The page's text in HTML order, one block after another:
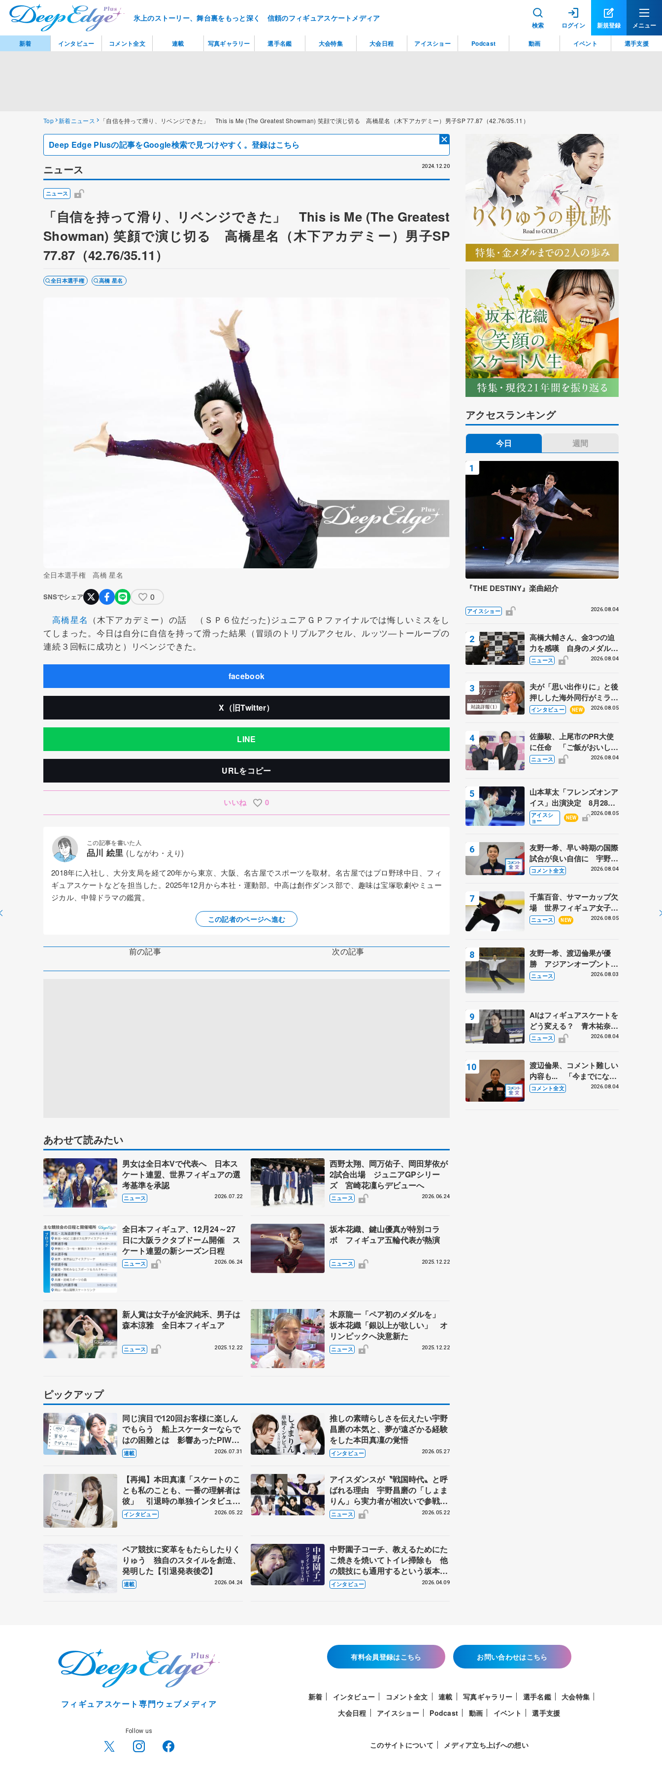
氷上のストーリー、舞台裏をもっと深く 信頼のフィギュアスケートメディア
検索 ログイン 新規登録 メニュー
Top 新着ニュース 「自信を持って滑り、リベンジできた」 This is Me (The Greatest Showman) 笑顔で演じ切る 高橋星名（木下アカデミー）男子SP 77.87（42.76/35.11）
Deep Edge Plusの記事をGoogle検索で見つけやすく。登録はこちら
ニュース 2024.12.20
ニュース
「自信を持って滑り、リベンジできた」 This is Me (The Greatest
Showman) 笑顔で演じ切る 高橋星名（木下アカデミー）男子SP
77.87（42.76/35.11）
全日本選手権 高橋 星名
全日本選手権 高橋 星名
SNSでシェア 0
高橋星名 （木下アカデミー）の話 （ＳＰ６位だった)ジュニアＧＰファイナルでは悔しいミスをし
てしまった。今日は自分に自信を持って滑った結果（冒頭のトリプルアクセル、ルッツ―トーループの
連続３回転に成功と）リベンジできた。
facebook
X（旧Twitter）
LINE
URLをコピー
いいね 0
この記事を書いた人
品川 絵里 (しながわ・えり)
2018年に入社し、大分支局を経て20年から東京、大阪、名古屋でスポーツを取材。名古屋ではプロ野球中日、フィ
ギュアスケートなどを担当した。2025年12月から本社・運動部。中高は創作ダンス部で、趣味は宝塚歌劇やミュー
ジカル、中韓ドラマの鑑賞。
この記者のページへ進む
前の記事 次の記事
あわせて読みたい
男女は全日本Vで代表へ 日本ス
ケート連盟、世界フィギュアの選
考基準を承認
ニュース 2026.07.22
西野太翔、岡万佑子、岡田芽依が
2試合出場 ジュニアGPシリー
ズ 宮崎花凜らデビューへ
ニュース 2026.06.24
全日本フィギュア、12月24～27
日に大阪ラクタブドーム開催 ス
ケート連盟の新シーズン日程
ニュース 2026.06.24
坂本花織、鍵山優真が特別コラ
ボ フィギュア五輪代表が熱演
ニュース 2025.12.22
新人賞は女子が金沢純禾、男子は
森本涼雅 全日本フィギュア
ニュース 2025.12.22
木原龍一「ペア初のメダルを」
坂本花織「銀以上が欲しい」 オ
リンピックへ決意新た
ニュース 2025.12.22
ピックアップ
同じ演目で120回お客様に楽しん
でもらう 船上スケーターならで
はの困難とは 影響あったPIW前
キャプテン松永さんの存在
連載 2026.07.31
推しの素晴らしさを伝えたい宇野
昌磨の本気と、夢が遠ざかる経験
をした本田真凜の覚悟
インタビュー 2026.05.27
【再掲】本田真凜「スケートのこ
とも私のことも、一番の理解者は
彼」 引退時の単独インタビュー
で語った競技人生や家族、恋人、
これからの夢…
インタビュー 2026.05.22
アイスダンスが〝戦国時代〟と呼
ばれる理由 宇野昌磨の「しょま
りん」ら実力者が相次いで参戦
国内の競争激化
ニュース 2026.05.22
ペア競技に変革をもたらしたりく
りゅう 独自のスタイルを創造、
発明した【引退発表後②】
連載 2026.04.24
中野園子コーチ、教えるためにた
こ焼きを焼いてトイレ掃除も 他
の競技にも通用するという坂本花
織の筋肉
インタビュー 2026.04.09
アクセスランキング
今日 週間
『THE DESTINY』楽曲紹介
アイスショー 2026.08.04
高橋大輔さん、金3つの迫
力を感嘆 自身のメダルは
「どちらに？」 〝リス兄
野村忠宏さんと対談
ニュース 2026.08.04
夫が「思い出作りに」と後
押しした海外同行がミラノ
まで… 繁華街のリンクで
に 小林芳子さんが振り返
るスケート人生
インタビュー NEW 2026.08.05
佐藤駿、上尾市のPR大使
に任命 「ご飯がおいし
く、住みやすいのが魅力」
ニュース 2026.08.04
山本草太「フレンズオンア
イス」出演決定 8月28日
（金）2公演のみ 荒川静
香さんプロデュース、20
アイスシ
ョー
NEW
2026.08.05
友野一希、早い時期の国際
試合が良い自信に 宇野昌
磨の現役復帰に思っている
トロフィーフリー後】
コメント全文 2026.08.04
千葉百音、サマーカップ欠
場 世界フィギュア女子2
位
ニュース NEW 2026.08.05
友野一希、渡辺倫果が優
勝 アジアンオープントロ
フィー
ニュース 2026.08.03
AIはフィギュアスケートを
どう変える？ 青木祐奈と
考える採点、トレーニング
ニュース 2026.08.04
渡辺倫果、コメント難しい
内容も... 「今までにない
くらい早めに仕上げられて
コメント全文 2026.08.04
フィギュアスケート専門ウェブメディア
Follow us
有料会員登録はこちら お問い合わせはこちら
新着 インタビュー コメント全文 連載 写真ギャラリー 選手名鑑
大会特集
大会日程
アイスショー Podcast 動画 イベント 選手支援
このサイトについて メディア立ち上げへの想い
新着 インタビュー コメント全文 連載 写真ギャラリー 選手名鑑 大会特集 大会日程 アイスショー Podcast 動画 イベント 選手支援